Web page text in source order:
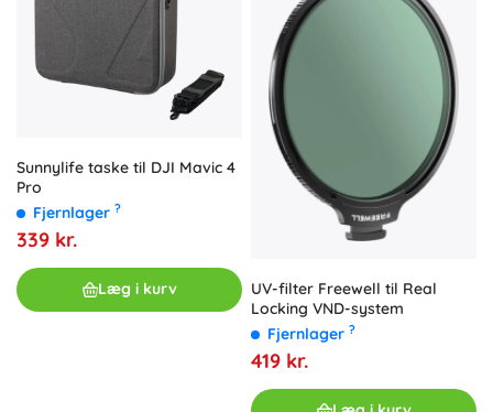
Sunnylife taske til DJI Mavic 4
Pro
Fjernlager ?
339 kr.
Læg i kurv
UV-filter Freewell til Real
Locking VND-system
Fjernlager ?
419 kr.